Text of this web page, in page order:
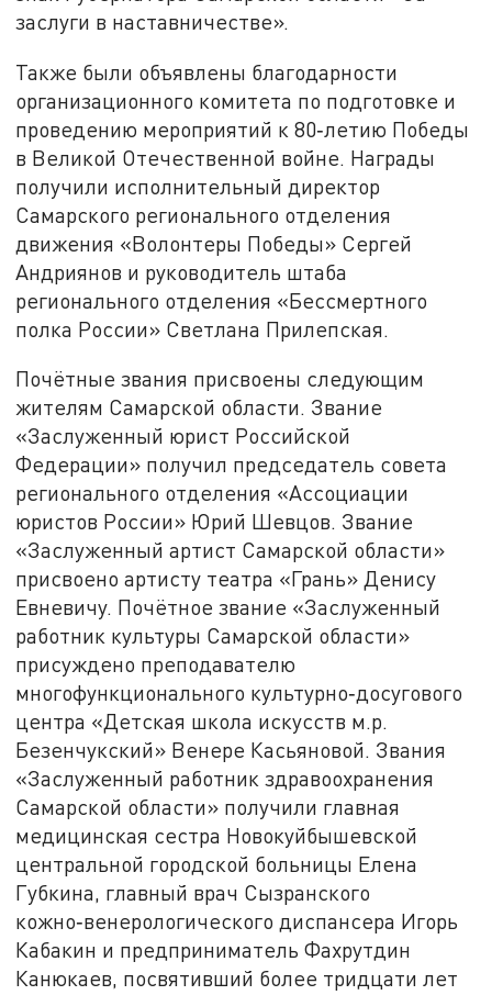
заслуги в наставничестве».
Также были объявлены благодарности
организационного комитета по подготовке и
проведению мероприятий к 80‑летию Победы
в Великой Отечественной войне. Награды
получили исполнительный директор
Самарского регионального отделения
движения «Волонтеры Победы» Сергей
Андриянов и руководитель штаба
регионального отделения «Бессмертного
полка России» Светлана Прилепская.
Почётные звания присвоены следующим
жителям Самарской области. Звание
«Заслуженный юрист Российской
Федерации» получил председатель совета
регионального отделения «Ассоциации
юристов России» Юрий Шевцов. Звание
«Заслуженный артист Самарской области»
присвоено артисту театра «Грань» Денису
Евневичу. Почётное звание «Заслуженный
работник культуры Самарской области»
присуждено преподавателю
многофункционального культурно‑досугового
центра «Детская школа искусств м.р.
Безенчукский» Венере Касьяновой. Звания
«Заслуженный работник здравоохранения
Самарской области» получили главная
медицинская сестра Новокуйбышевской
центральной городской больницы Елена
Губкина, главный врач Сызранского
кожно‑венерологического диспансера Игорь
Кабакин и предприниматель Фахрутдин
Канюкаев, посвятивший более тридцати лет